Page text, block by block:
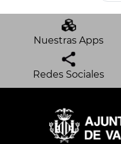
Nuestras Apps
Redes Sociales